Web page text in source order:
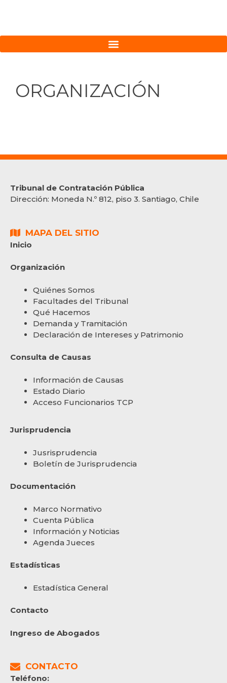
ORGANIZACIÓN
Tribunal de Contratación Pública
Dirección: Moneda N.º 812, piso 3. Santiago, Chile
MAPA DEL SITIO
Inicio
Organización
Quiénes Somos
Facultades del Tribunal
Qué Hacemos
Demanda y Tramitación
Declaración de Intereses y Patrimonio
Consulta de Causas
Información de Causas
Estado Diario
Acceso Funcionarios TCP
Jurisprudencia
Jusrisprudencia
Boletín de Jurisprudencia
Documentación
Marco Normativo
Cuenta Pública
Información y Noticias
Agenda Jueces
Estadísticas
Estadística General
Contacto
Ingreso de Abogados
CONTACTO
Teléfono: